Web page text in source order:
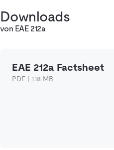
Downloads
von EAE 212a
EAE 212a Factsheet
PDF | 1.18 MB